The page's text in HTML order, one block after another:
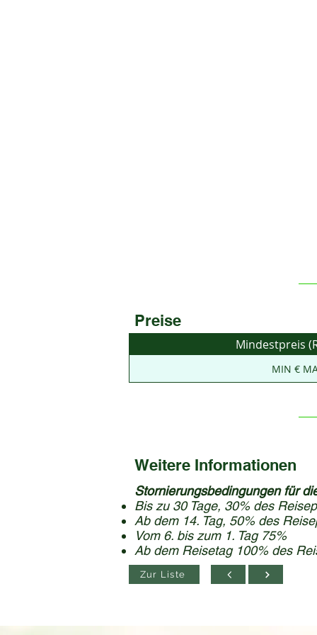
Preise
Mindestpreis
MIN €
Weitere Informationen
Stornierungsbedingungen für
Bis zu 30 Tage, 30% des
Ab dem 14. Tag, 50% des
Vom 6. bis zum 1. Tag 75%
Ab dem Reisetag 100% des
Zur Liste